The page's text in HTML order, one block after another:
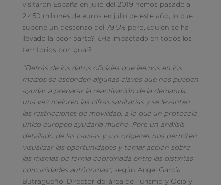
visitaron España en julio del 2019 hemos pasado a
2.450 millones de euros en julio de este año, lo que
supone un descenso del 79,5% pero, ¿quién se ha
llevado la peor parte?, ¿Ha impactado en todos los
territorios por igual?
“Detrás de los datos oficiales que leemos en los
medios se esconden algunas claves que nos pueden
ayudar a preparar la reactivación de la demanda,
una vez mejoren las cifras sanitarias y se levanten
las restricciones de movilidad, a lo que un protocolo
único europeo ayudaría mucho. Pero un análisis
detallado de las causas y sus orígenes nos permiten
visualizar las oportunidades y tomar acción sobre
las mismas de forma coordinada entre las distintas
comunidades autónomas”, según Angel García
Butragueño, Director del área de Turismo y Ocio y